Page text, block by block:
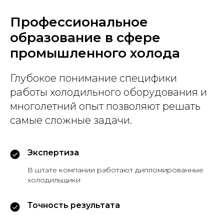
Профессиональное
образование в сфере
промышленного холода
Глубокое понимание специфики
работы холодильного оборудования и
многолетний опыт позволяют решать
самые сложные задачи.
Экспертиза
В штате компании работают дипломированные
холодильщики
Точность результата